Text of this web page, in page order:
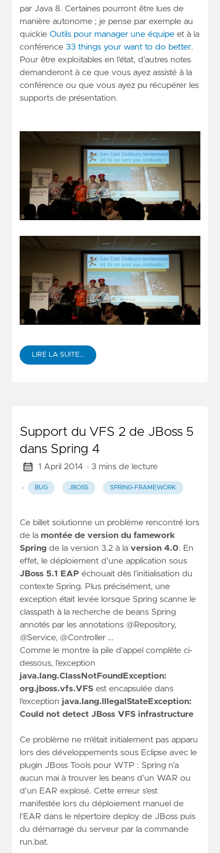
par Java 8. Certaines pourront être lues de
manière autonome ; je pense par exemple au
quickie Outils pour manager une équipe et à la
conférence 33 things your want to do better.
Pour être exploitables en l’état, d’autres notes
demanderont à ce que vous ayez assisté à la
conférence ou que vous ayez pu récupérer les
supports de présentation.
LIRE LA SUITE…
Support du VFS 2 de JBoss 5
dans Spring 4
1 April 2014 · 3 mins de lecture
· BUG JBOSS SPRING-FRAMEWORK
Ce billet solutionne un problème rencontré lors
de la montée de version du famework
Spring de la version 3.2 à la version 4.0. En
effet, le déploiement d’une application sous
JBoss 5.1 EAP échouait dès l’initialisation du
contexte Spring. Plus précisément, une
exception était levée lorsque Spring scanne le
classpath à la recherche de beans Spring
annotés par les annotations @Repository,
@Service, @Controller …
Comme le montre la pile d’appel complète ci-
dessous, l’exception
java.lang.ClassNotFoundException:
org.jboss.vfs.VFS est encapsulée dans
l’exception java.lang.IllegalStateException:
Could not detect JBoss VFS infrastructure
Ce problème ne m’était initialement pas apparu
lors des développements sous Eclipse avec le
plugin JBoss Tools pour WTP : Spring n’a
aucun mai à trouver les beans d’un WAR ou
d’un EAR explosé. Cette erreur s’est
manifestée lors du déploiement manuel de
l’EAR dans le répertoire deploy de JBoss puis
du démarrage du serveur par la commande
run.bat.